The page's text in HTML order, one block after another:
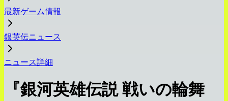
最新ゲーム情報
銀英伝ニュース
ニュース詳細
『銀河英雄伝説 戦いの輪舞